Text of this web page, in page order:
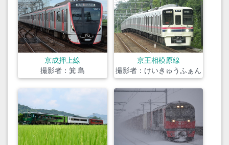
京成押上線
撮影者：箕 島
京王相模原線
撮影者：けいきゅうふぁん